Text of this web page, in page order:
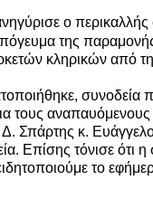
ο
της
κληρικών από
συνοδεία
αναπαυόμενους
Σπάρτης κ.
τόνισε ότι η
το